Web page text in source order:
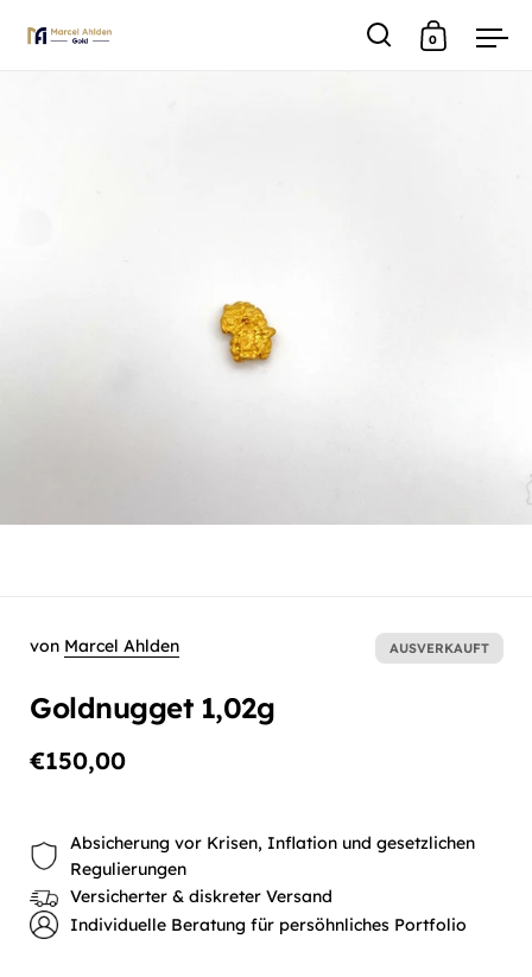
Suche
0
von Marcel Ahlden
Goldnugget 1,02g
AUSVERKAUFT
€150,00
Absicherung vor Krisen, Inflation und gesetzlichen
Regulierungen
Versicherter & diskreter Versand
Individuelle Beratung für persöhnliches Portfolio